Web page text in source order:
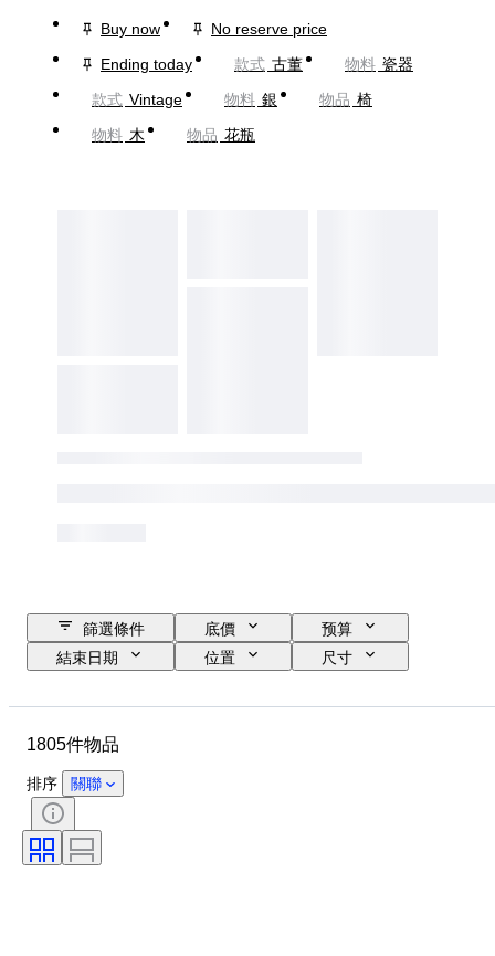
Buy now
No reserve price
Ending today
款式 古董 物料 瓷器
款式 Vintage 物料 銀 物品 椅
物料 木 物品 花瓶
篩選條件 底價
预算
結束日期
位置
尺寸
狀態
標題
顏色
自鳴鐘
錶殼直徑
1805件物品
排序 關聯